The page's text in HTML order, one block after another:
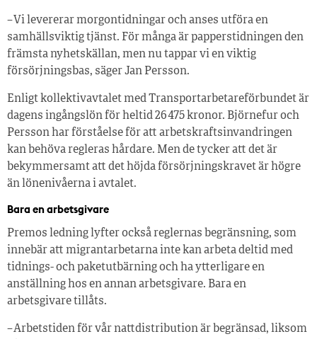
– Vi levererar morgontidningar och anses utföra en
samhällsviktig tjänst. För många är papperstidningen den
främsta nyhetskällan, men nu tappar vi en viktig
försörjningsbas, säger Jan Persson.
Enligt kollektivavtalet med Transportarbetareförbundet är
dagens ingångslön för heltid 26 475 kronor. Björnefur och
Persson har förståelse för att arbetskraftsinvandringen
kan behöva regleras hårdare. Men de tycker att det är
bekymmersamt att det höjda försörjningskravet är högre
än lönenivåerna i avtalet.
Bara en arbetsgivare
Premos ledning lyfter också reglernas begränsning, som
innebär att migrantarbetarna inte kan arbeta deltid med
tidnings- och paketutbärning och ha ytterligare en
anställning hos en annan arbetsgivare. Bara en
arbetsgivare tillåts.
– Arbetstiden för vår nattdistribution är begränsad, liksom